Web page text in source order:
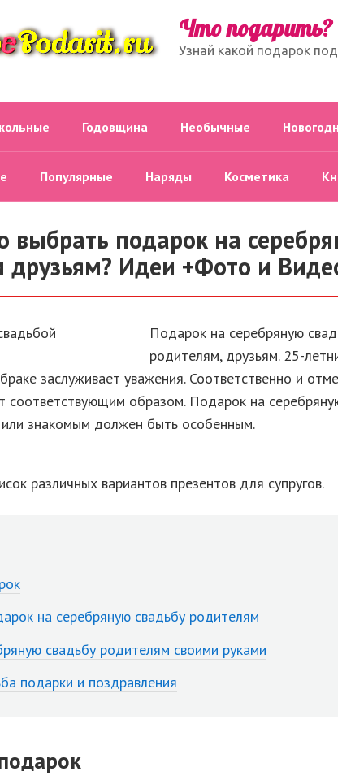
Что подарить?
Узнай какой подарок
Годовщина Необычные
Популярные Наряды Косметика
выбрать подарок на
друзьям? Идеи +Фото и
Подарок на серебряную
родителям, друзьям. 25-
заслуживает уважения. Соответственно и
соответствующим образом. Подарок на
знакомым должен быть особенным.
различных вариантов презентов для супругов.
на серебряную свадьбу родителям
свадьбу родителям своими руками
подарки и поздравления